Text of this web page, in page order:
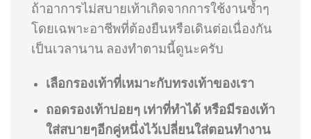
ถ้าอาการไม่สบายเท้าเกิดจากการใช้งานซ้ำๆ
โดยเฉพาะอาชีพที่ต้องยืนหรือเดินต่อเนื่องกัน
เป็นเวลานาน ลองทำตามนี้ดูนะครับ
เลือกรองเท้าที่เหมาะกับทรงเท้าของเรา
ถอดรองเท้าบ่อยๆ เท่าที่ทำได้ หรือมีรองเท้า
ใส่สบายๆอีกคู่หนึ่งไว้เปลี่ยนใส่ตอนทำงาน